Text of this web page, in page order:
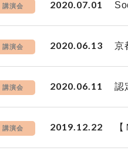
講演会 2020.07.01
講演会 2020.06.13 京
講演会 2020.06.11 認
講演会 2019.12.22